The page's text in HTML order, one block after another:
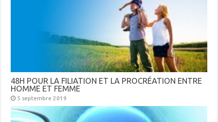
48H POUR LA FILIATION ET LA PROCRÉATION ENTRE
HOMME ET FEMME
5 septembre 2019